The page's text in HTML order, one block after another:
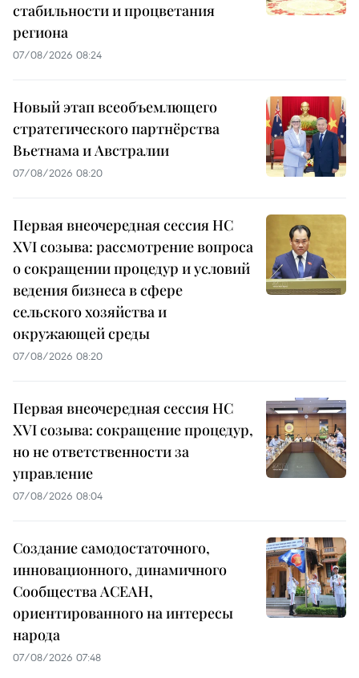
стабильности и процветания
региона
07/08/2026 08:24
Новый этап всеобъемлющего
стратегического партнёрства
Вьетнама и Австралии
07/08/2026 08:20
Первая внеочередная сессия НС
XVI созыва: рассмотрение вопроса
о сокращении процедур и условий
ведения бизнеса в сфере
сельского хозяйства и
окружающей среды
07/08/2026 08:20
Первая внеочередная сессия НС
XVI созыва: сокращение процедур,
но не ответственности за
управление
07/08/2026 08:04
Создание самодостаточного,
инновационного, динамичного
Сообщества АСЕАН,
ориентированного на интересы
народа
07/08/2026 07:48